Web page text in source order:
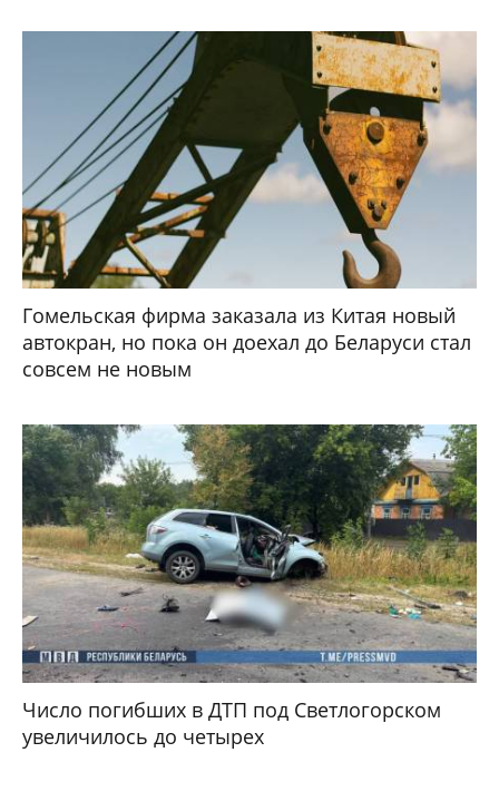
Гомельская фирма заказала из Китая новый
автокран, но пока он доехал до Беларуси стал
совсем не новым
Число погибших в ДТП под Светлогорском
увеличилось до четырех